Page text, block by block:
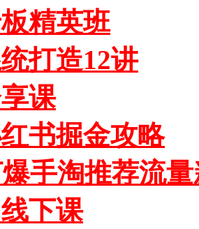
精英班
打造12讲
课
书掘金攻略
手淘推荐流
下课